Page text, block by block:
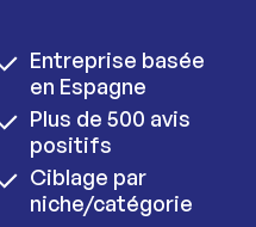
Entreprise basée
en Espagne
Plus de 500 avis
positifs
Ciblage par
niche/catégorie